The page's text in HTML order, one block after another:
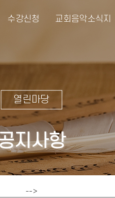
강신청 교회음악소식지
열린마당
지사항
-->